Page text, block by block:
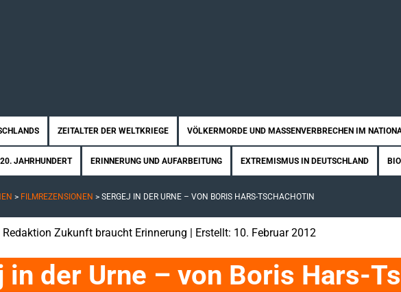
ZEITALTER DER WELTKRIEGE VÖLKERMORDE UND MASSENVERBRECHEN IM
JAHRHUNDERT ERINNERUNG UND AUFARBEITUNG EXTREMISMUS IN DEUTSCHLAND
> FILMREZENSIONEN > SERGEJ IN DER URNE – VON BORIS HARS-TSCHACHOTIN
Redaktion Zukunft braucht Erinnerung | Erstellt: 10. Februar 2012
in der Urne – von Boris Hars-